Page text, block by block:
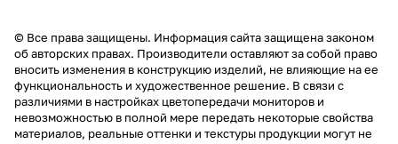
© Все права защищены. Информация сайта защищена законом
об авторских правах. Производители оставляют за собой право
вносить изменения в конструкцию изделий, не влияющие на ее
функциональность и художественное решение. В связи с
различиями в настройках цветопередачи мониторов и
невозможностью в полной мере передать некоторые свойства
материалов, реальные оттенки и текстуры продукции могут не